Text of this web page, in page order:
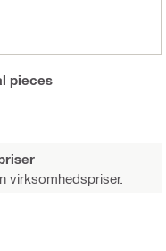
pieces
virksomhedspriser.